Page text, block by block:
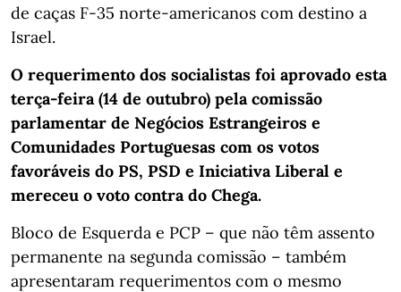
de caças F-35 norte-americanos com destino a
Israel.
O requerimento dos socialistas foi aprovado esta
terça-feira (14 de outubro) pela comissão
parlamentar de Negócios Estrangeiros e
Comunidades Portuguesas com os votos
favoráveis do PS, PSD e Iniciativa Liberal e
mereceu o voto contra do Chega.
Bloco de Esquerda e PCP – que não têm assento
permanente na segunda comissão – também
apresentaram requerimentos com o mesmo